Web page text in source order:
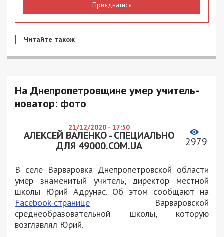
Приєднатися
Читайте також
На Днепропетровщине умер учитель-
новатор: фото
21/12/2020 - 17:50
АЛЕКСЕЙ ВАЛЕНКО - СПЕЦИАЛЬНО
ДЛЯ 49000.COM.UA
2979
В селе Варваровка Днепропетровской области
умер знаменитый учитель, директор местной
школы Юрий Адрунас. Об этом сообщают на
Facebook-странице Варваровской
среднеобразовательной школы, которую
возглавлял Юрий.